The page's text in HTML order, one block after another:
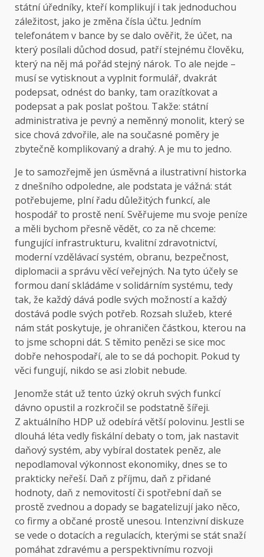
státní úředníky, kteří komplikují i tak jednoduchou
záležitost, jako je změna čísla účtu. Jedním
telefonátem v bance by se dalo ověřit, že účet, na
který posílali důchod dosud, patří stejnému člověku,
který na něj má pořád stejný nárok. To ale nejde –
musí se vytisknout a vyplnit formulář, dvakrát
podepsat, odnést do banky, tam orazítkovat a
podepsat a pak poslat poštou. Takže: státní
administrativa je pevný a neměnný monolit, který se
sice chová zdvořile, ale na současné poměry je
zbytečně komplikovaný a drahý. A je mu to jedno.
Je to samozřejmě jen úsměvná a ilustrativní historka
z dnešního odpoledne, ale podstata je vážná: stát
potřebujeme, plní řadu důležitých funkcí, ale
hospodář to prostě není. Svěřujeme mu svoje peníze
a měli bychom přesně vědět, co za ně chceme:
fungující infrastrukturu, kvalitní zdravotnictví,
moderní vzdělávací systém, obranu, bezpečnost,
diplomacii a správu věcí veřejných. Na tyto účely se
formou daní skládáme v solidárním systému, tedy
tak, že každý dává podle svých možností a každý
dostává podle svých potřeb. Rozsah služeb, které
nám stát poskytuje, je ohraničen částkou, kterou na
to jsme schopni dát. S těmito penězi se sice moc
dobře nehospodaří, ale to se dá pochopit. Pokud ty
věci fungují, nikdo se asi zlobit nebude.
Jenomže stát už tento úzký okruh svých funkcí
dávno opustil a rozkročil se podstatně šířeji.
Z aktuálního HDP už odebírá větší polovinu. Jestli se
dlouhá léta vedly fiskální debaty o tom, jak nastavit
daňový systém, aby vybíral dostatek peněz, ale
nepodlamoval výkonnost ekonomiky, dnes se to
prakticky neřeší. Daň z příjmu, daň z přidané
hodnoty, daň z nemovitostí či spotřební daň se
prostě zvednou a dopady se bagatelizují jako něco,
co firmy a občané prostě unesou. Intenzivní diskuze
se vede o dotacích a regulacích, kterými se stát snaží
pomáhat zdravému a perspektivnímu rozvoji